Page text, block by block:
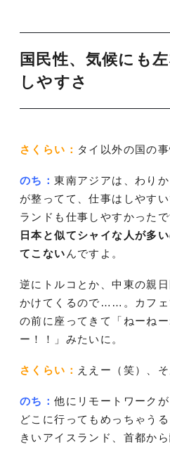
国民性、気候にも
しやすさ
さくらい： タイ以外の国の
のち：東南アジアは、わり
が整ってて、仕事はしやす
ランドも仕事しやすかったで
日本と似てシャイな人が多
てこない んですよ。
逆にトルコとか、中東の親
かけてくるので……。カフェ
の前に座ってきて「ねーね
ー！！」みたいに。
さくらい： ええー（笑）、そ
のち：他にリモートワーク
どこに行ってもめっちゃう
きいアイスランド、首都か